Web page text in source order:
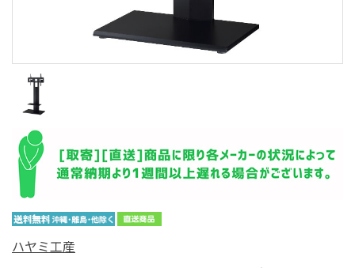
ハヤミ工産